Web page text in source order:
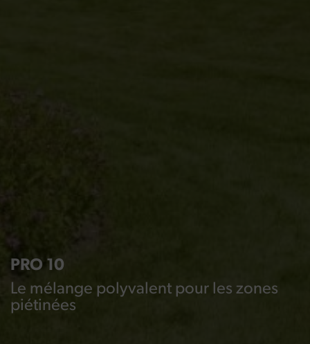
PRO 10
Le mélange polyvalent pour les zones
piétinées